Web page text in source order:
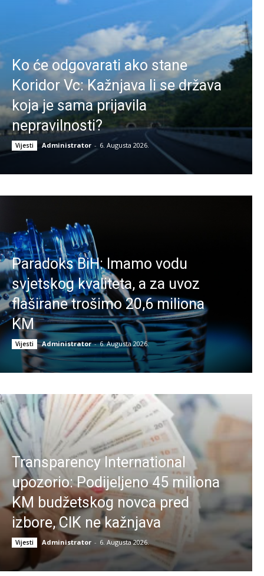
Ko će odgovarati ako stane
Koridor Vc: Kažnjava li se država
koja je sama prijavila
nepravilnosti?
Vijesti Administrator - 6. Augusta 2026.
Paradoks BiH: Imamo vodu
svjetskog kvaliteta, a za uvoz
flaširane trošimo 20,6 miliona
KM
Vijesti Administrator - 6. Augusta 2026.
Transparency International
upozorio: Podijeljeno 45 miliona
KM budžetskog novca pred
izbore, CIK ne kažnjava
Vijesti Administrator - 6. Augusta 2026.